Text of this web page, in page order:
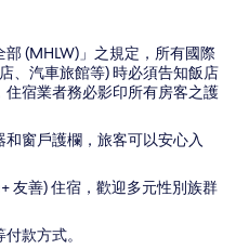
(MHLW)」之規定，所有國際
、汽車旅館等) 時必須告知飯店
宿業者務必影印所有房客之護
窗戶護欄，旅客可以安心入
友善) 住宿，歡迎多元性別族群
款方式。